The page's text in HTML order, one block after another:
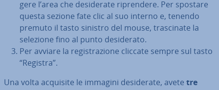
ge­re l’area che de­si­de­ra­te ri­pren­de­re. Per spostare
questa sezione fate clic al suo interno e, tenendo
premuto il tasto sinistro del mouse, tra­sci­na­te la
selezione fino al punto de­si­de­ra­to.
Per avviare la re­gi­stra­zio­ne cliccate sempre sul tasto
“Registra”.
Una volta acquisite le immagini de­si­de­ra­te, avete tre